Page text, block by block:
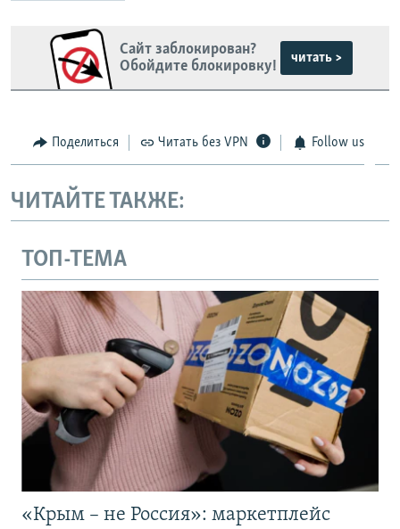
Сайт заблокирован?
Обойдите блокировку!
читать >
Поделиться Читать без VPN Follow us
ЧИТАЙТЕ ТАКЖЕ:
ТОП-ТЕМА
«Крым – не Россия»: маркетплейс